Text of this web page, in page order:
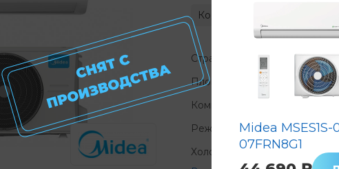
Код: 7553
Страна
Площадь, м²
?
Компрессор
Режимы
Холод, КВт/ч
?
Midea MSES1S-
07FRN8G1